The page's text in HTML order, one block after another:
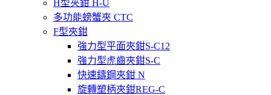
H型夾鉗 H-U
多功能螃蟹夾 CTC
F型夾鉗
強力型平面夾鉗S-C12
強力型虎齒夾鉗S-C
快速鑄鋼夾鉗 N
旋轉塑柄夾鉗REG-C